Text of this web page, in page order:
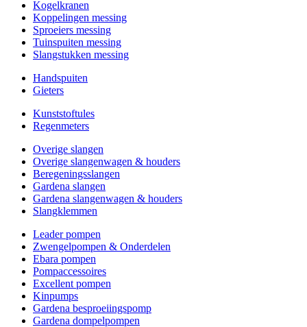
Kogelkranen
Koppelingen messing
Sproeiers messing
Tuinspuiten messing
Slangstukken messing
Handspuiten
Gieters
Kunststoftules
Regenmeters
Overige slangen
Overige slangenwagen & houders
Beregeningsslangen
Gardena slangen
Gardena slangenwagen & houders
Slangklemmen
Leader pompen
Zwengelpompen & Onderdelen
Ebara pompen
Pompaccessoires
Excellent pompen
Kinpumps
Gardena besproeiingspomp
Gardena dompelpompen